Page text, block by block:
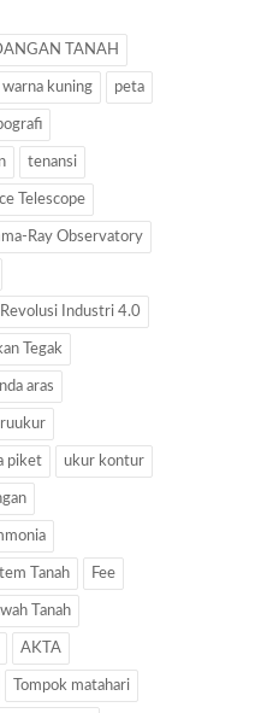
TANAH
warna kuning peta
tenansi
Telescope
Ray Observatory
Revolusi Industri 4.0
Tegak
aras
piket ukur kontur
Tanah Fee
Tanah
AKTA
Tompok matahari